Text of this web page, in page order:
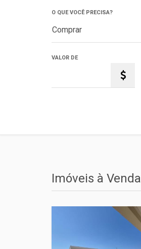
O QUE VOCÊ PRECISA?
Comprar
VALOR DE
Imóveis à Venda